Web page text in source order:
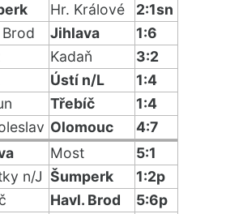
Hr. Králové
2:1sn
Jihlava
1:6
Kadaň
3:2
Ústí n/L
1:4
Třebíč
1:4
Olomouc
4:7
Most
5:1
n/J Šumperk
1:2p
Havl. Brod
5:6p